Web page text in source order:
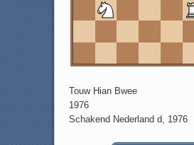
Touw Hian Bwee
1976
Schakend Nederland d, 1976